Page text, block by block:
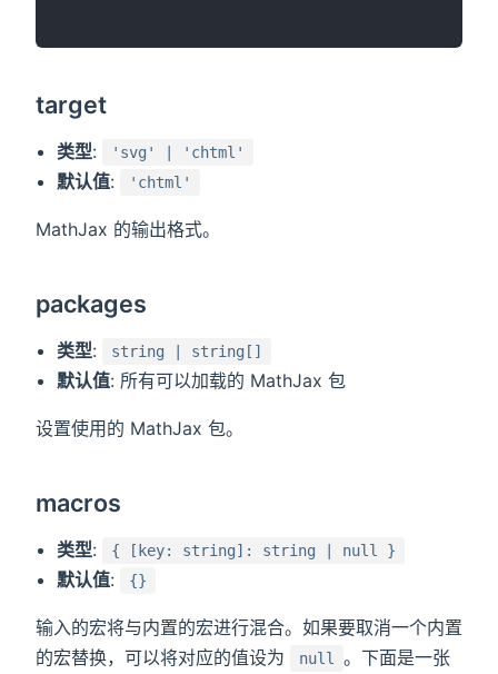
target
类型: 'svg' | 'chtml'
默认值: 'chtml'
MathJax 的输出格式。
packages
类型: string | string[]
默认值: 所有可以加载的 MathJax 包
设置使用的 MathJax 包。
macros
类型: { [key: string]: string | null }
默认值: {}
输入的宏将与内置的宏进行混合。如果要取消一个内置
的宏替换，可以将对应的值设为
null
。下面是一张